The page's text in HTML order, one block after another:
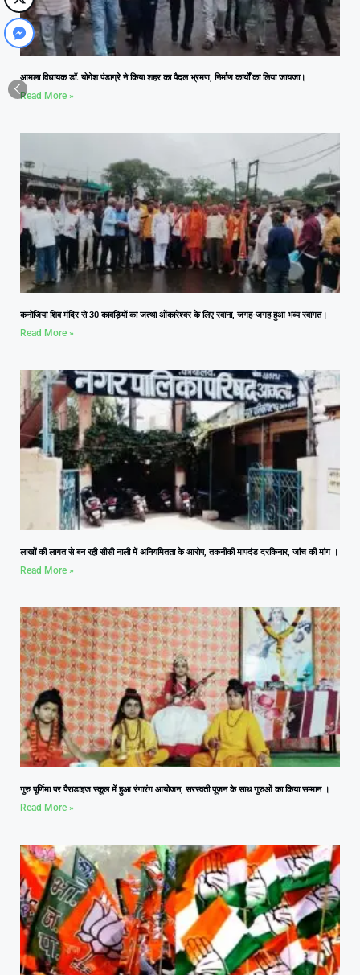
आमला विधायक डॉ. योगेश पंडाग्रे ने किया शहर का पैदल भ्रमण, निर्माण कार्यों का लिया जायजा।
Read More »
कनोजिया शिव मंदिर से 30 कावड़ियों का जत्था ओंकारेश्वर के लिए रवाना, जगह-जगह हुआ भव्य स्वागत।
Read More »
लाखों की लागत से बन रही सीसी नाली में अनियमितता के आरोप, तकनीकी मापदंड दरकिनार, जांच की मांग ।
Read More »
गुरु पूर्णिमा पर पैराडाइज स्कूल में हुआ रंगारंग आयोजन, सरस्वती पूजन के साथ गुरुओं का किया सम्मान ।
Read More »